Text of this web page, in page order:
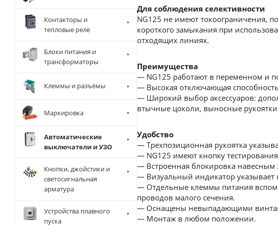
Для соблюдения селективности
NG125 не имеют токоограничения,
короткого замыкания при
отходящих линиях.
Преимущества
— NG125 работают в переменном и
— Высокая отключающая
— Широкий выбор аксессуаров:
втычные цоколи, выносные
Удобство
— Трехпозиционная рукоятка
— NG125 имеют кнопку
— Встроенная блокировка навесным
— Визуальный индикатор указывает
— Отдельные клеммы питания
проводов малого сечения.
— Оснащены невыпадающими
— Монтаж в любом положении.
Контакторы и
тепловые реле
Блоки питания и
трансформаторы
Клеммы и разъёмы
Маркировка
Автоматические
выключатели и УЗО
Кнопки, джойстики и
светосигнальная
арматура
Устройства плавного
пуска